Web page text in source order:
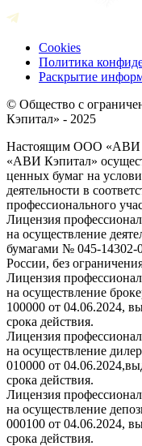
Cookies
Политика
Раскрытие
© Общество с
Кэпитал» - 2025
Настоящим ООО «АВИ
«АВИ Кэпитал»
ценных бумаг на
деятельности в
профессионального
Лицензия
на осуществление
бумагами № 045-14302-
России, без
Лицензия
на осуществление
100000 от 04.06.2024,
срока действия.
Лицензия
на осуществление
010000 от
срока действия.
Лицензия
на осуществление
000100 от 04.06.2024,
срока действия.